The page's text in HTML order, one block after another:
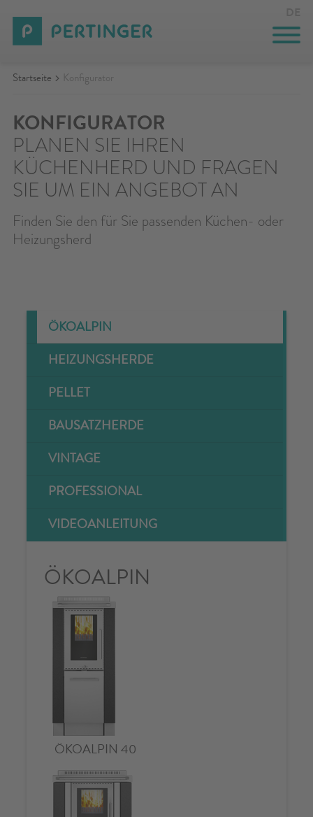
INNOVATION
UNTERNEHMEN
EVENTS
KONTAKT
KONFIGURATOR
RESERVIERTER BEREICH
Startseite Konfigurator
KONFIGURATOR
PLANEN SIE IHREN
KÜCHENHERD UND FRAGEN
SIE UM EIN ANGEBOT AN
Finden Sie den für Sie passenden Küchen- oder
Heizungsherd